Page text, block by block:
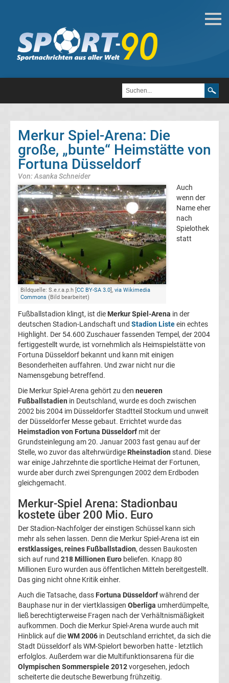
Bundesliga
Alle
&
Ergebnisse
Alle
DFB-
Präsidenten
Alle
Fußballer
des
Jahres
in
Deutschland
Alle
Fritz-
Walter-
Medaillen-
Gewinner
Alle
Herbstmeister
Alle
Trainer
des
Merkur Spiel-Arena: Die
große, „bunte“ Heimstätte von
Fortuna Düsseldorf
Von: Asanka Schneider
Bildquelle: S.e.r.a.p.h [CC BY-SA 3.0], via Wikimedia
Commons (Bild bearbeitet)
Auch
wenn der
Name eher
nach
Spielothek
statt
Fußballstadion klingt, ist die Merkur Spiel-Arena in der
deutschen Stadion-Landschaft und Stadion Listeein echtes
Highlight. Der 54.600 Zuschauer fassenden Tempel, der 2004
fertiggestellt wurde, ist vornehmlich als Heimspielstätte von
Fortuna Düsseldorf bekannt und kann mit einigen
Besonderheiten auffahren. Und zwar nicht nur die
Namensgebung betreffend.
Die Merkur Spiel-Arena gehört zu den neueren
Fußballstadien in Deutschland, wurde es doch zwischen
2002 bis 2004 im Düsseldorfer Stadtteil Stockum und unweit
der Düsseldorfer Messe gebaut. Errichtet wurde das
Heimstadion von Fortuna Düsseldorf mit der
Grundsteinlegung am 20. Januar 2003 fast genau auf der
Stelle, wo zuvor das altehrwürdige Rheinstadion stand. Diese
war einige Jahrzehnte die sportliche Heimat der Fortunen,
wurde aber durch zwei Sprengungen 2002 dem Erdboden
gleichgemacht.
Merkur-Spiel Arena: Stadionbau
kostete über 200 Mio. Euro
Der Stadion-Nachfolger der einstigen Schüssel kann sich
mehr als sehen lassen. Denn die Merkur Spiel-Arena ist ein
erstklassiges, reines Fußballstadion, dessen Baukosten
sich auf rund 218 Millionen Euro beliefen. Knapp 80
Millionen Euro wurden aus öffentlichen Mitteln bereitgestellt.
Das ging nicht ohne Kritik einher.
Auch die Tatsache, dass Fortuna Düsseldorfwährend der
Bauphase nur in der viertklassigen Oberliga umherdümpelte,
ließ berechtigterweise Fragen nach der Verhältnismäßigkeit
aufkommen. Doch die Merkur Spiel-Arena wurde auch mit
Hinblick auf dieWM 2006 in Deutschland errichtet, da sich die
Stadt Düsseldorf als WM-Spielort beworben hatte - letztlich
erfolglos. Außerdem war die Multifunktionsarena für die
Olympischen Sommerspiele 2012vorgesehen, jedoch
scheiterte die deutsche Bewerbung frühzeitig.